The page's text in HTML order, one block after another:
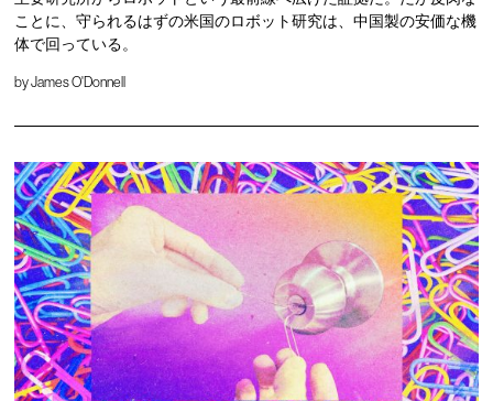
ことに、守られるはずの米国のロボット研究は、中国製の安価な機
体で回っている。
byJames O'Donnell